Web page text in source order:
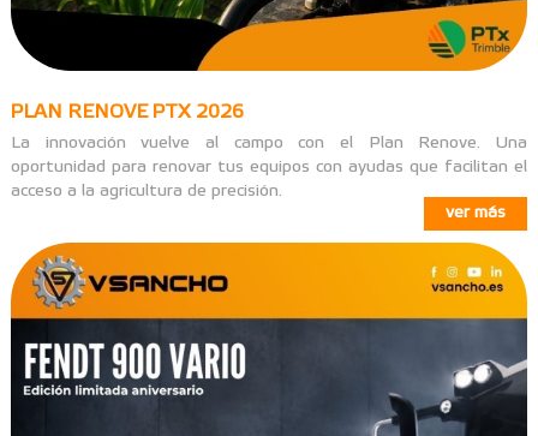
PLAN RENOVE PTX 2026
La innovación vuelve al campo con el Plan Renove. Una
oportunidad para renovar tus equipos con ayudas que facilitan el
acceso a la agricultura de precisión.
ver más